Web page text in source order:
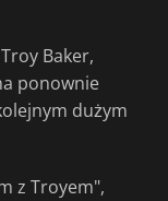
Baker,
ponownie
dużym
z Troyem",